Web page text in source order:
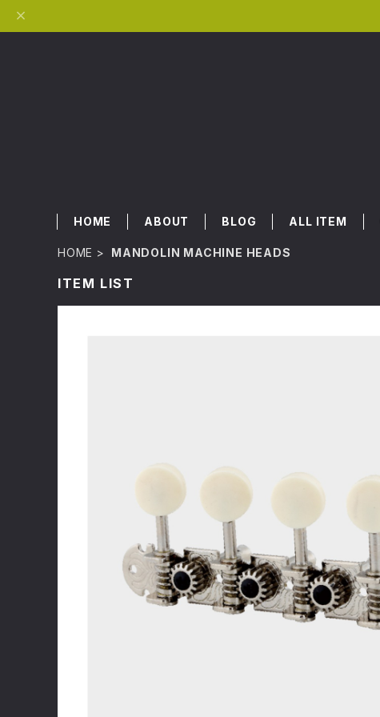
HOME ABOUT BLOG ALL ITEM
HOME MANDOLIN MACHINE HEADS
ITEM LIST